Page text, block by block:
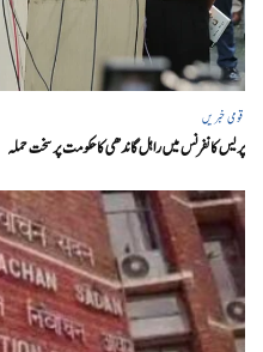
قومی خبریں
پریس کانفرنس میں راہل گاندھی کا حکومت پر سخت حملہ